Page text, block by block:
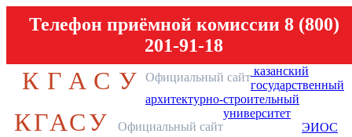
Телефон приёмной комиссии 8 (800)
201-91-18
КГАСУ Официальный сайт казанский
государственный
архитектурно-строительный
университет
КГАСУ Официальный сайт ЭИОС